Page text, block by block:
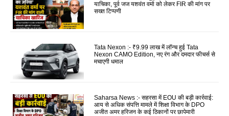
याचिका, पूर्व जज यशवंत वर्मा को लेकर FIR की मांग पर
सख्त टिप्पणी
Tata Nexon :- ₹9.99 लाख में लॉन्च हुई Tata
Nexon CAMO Edition, नए रंग और दमदार फीचर्स से
मचाएगी धमाल
Saharsa News :- सहरसा में EOU की बड़ी कार्रवाई:
आय से अधिक संपत्ति मामले में शिक्षा विभाग के DPO
अजीत अमर हरिजन के कई ठिकानों पर छापेमारी